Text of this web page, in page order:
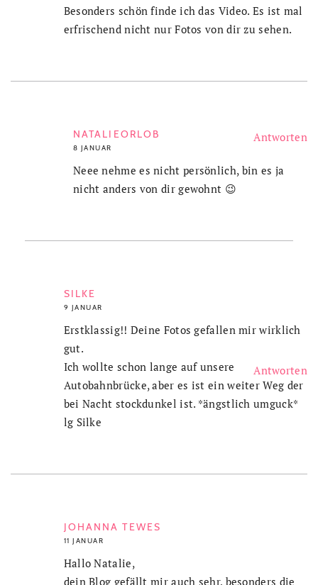
Besonders schön finde ich das Video. Es ist mal
erfrischend nicht nur Fotos von dir zu sehen.
NATALIEORLOB
8 JANUAR
Neee nehme es nicht persönlich, bin es ja
nicht anders von dir gewohnt 😉
SILKE
9 JANUAR
Antworten
Erstklassig!! Deine Fotos gefallen mir wirklich
gut.
Ich wollte schon lange auf unsere
Autobahnbrücke, aber es ist ein weiter Weg der
bei Nacht stockdunkel ist. *ängstlich umguck*
lg Silke
JOHANNA TEWES
11 JANUAR
Antworten
Hallo Natalie,
dein Blog gefällt mir auch sehr, besonders die